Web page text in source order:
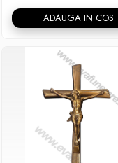
ADAUGA IN COS